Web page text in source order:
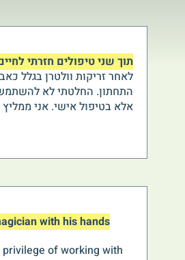
תוך שני טיפולים חזרתי
לאחר זריקות וולטרן בגלל
התחתון. החלטתי לא
אלא בטיפול אישי. אני
with his hands
privilege of working with